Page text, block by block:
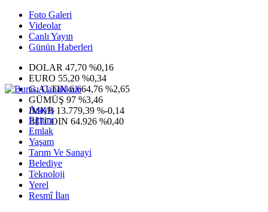
Foto Galeri
Videolar
Canlı Yayın
Günün Haberleri
DOLAR 47,70 %0,16
EURO 55,20 %0,34
G.ALTIN6.664,76 %2,65
GÜMÜŞ 97 %3,46
IMKB 13.779,39 %-0,14
BITCOIN 64.926 %0,40
Asayiş
Eğitim
Emlak
Yaşam
Tarım Ve Sanayi
Belediye
Teknoloji
Yerel
Resmî İlan